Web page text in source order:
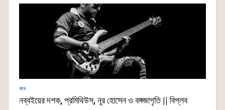
গান
নব্বইয়ের দশক, প্রমিথিউস, নূর হোসেন ও বঙ্গজাগৃতি || বিপ্লব